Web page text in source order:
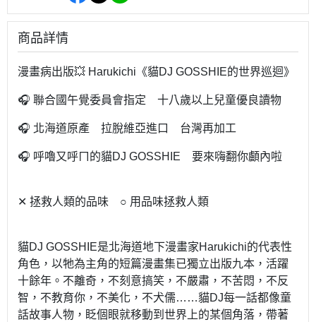
商品詳情
漫畫病出版💥 Harukichi《貓DJ GOSSHIE的世界巡迴》
🎧 聯合國午覺委員會指定 十八歲以上兒童優良讀物
🎧 北海道原產 拉脫維亞進口 台灣再加工
🎧 呼嚕又呼ㄇ的貓DJ GOSSHIE 要來嗨翻你顱內啦
✕ 拯救人類的品味 ○ 用品味拯救人類
貓DJ GOSSHIE是北海道地下漫畫家Harukichi的代表性
角色，以牠為主角的短篇漫畫集已獨立出版九本，活躍
十餘年。不離奇，不刻意搞笑，不嚴肅，不苦悶，不反
智，不教育你，不美化，不犬儒……貓DJ每一話都像童
話故事人物，眨個眼就移動到世界上的某個角落，帶著